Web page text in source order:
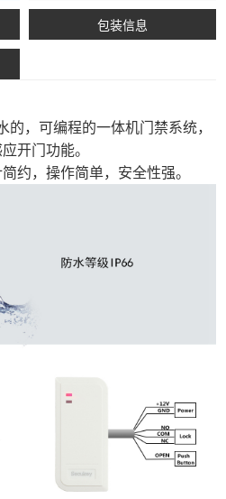
包装信息
的，可编程的一体机门禁系统，
开门功能。
约，操作简单，安全性强。